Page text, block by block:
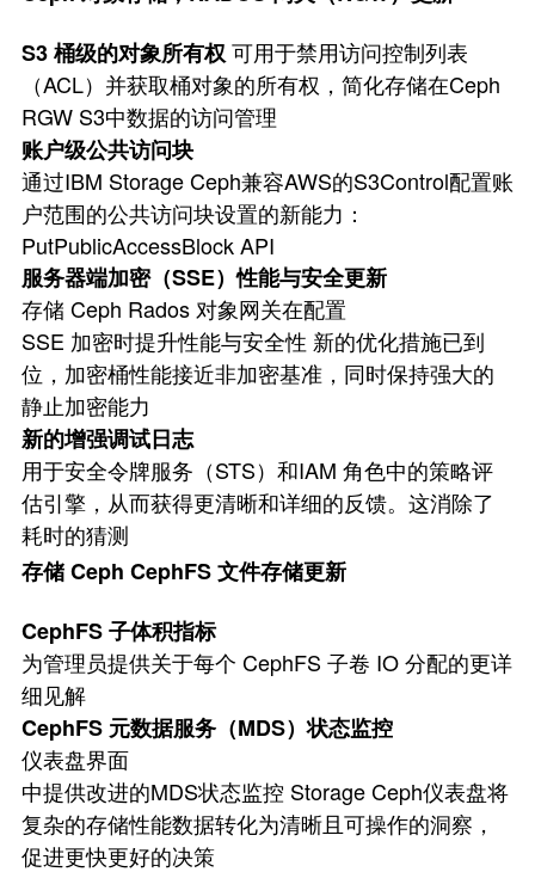
S3 桶级的对象所有权可用于禁用访问控制列表
（ACL）并获取桶对象的所有权，简化存储在Ceph
RGW S3中数据的访问管理
账户级公共访问块
通过IBM Storage Ceph兼容AWS的S3Control配置账
户范围的公共访问块设置的新能力：
PutPublicAccessBlock API
服务器端加密（SSE）性能与安全更新
存储 Ceph Rados 对象网关在配置
SSE 加密时提升性能与安全性 新的优化措施已到
位，加密桶性能接近非加密基准，同时保持强大的
静止加密能力
新的增强调试日志
用于安全令牌服务（STS）和IAM 角色中的策略评
估引擎，从而获得更清晰和详细的反馈。这消除了
耗时的猜测
存储 Ceph CephFS 文件存储更新
CephFS 子体积指标
为管理员提供关于每个 CephFS 子卷 IO 分配的更详
细见解
CephFS 元数据服务（MDS）状态监控
仪表盘界面
中提供改进的MDS状态监控 Storage Ceph仪表盘将
复杂的存储性能数据转化为清晰且可操作的洞察，
促进更快更好的决策